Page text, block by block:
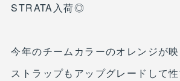
STRATA入荷◎
今年のチームカラーのオレンジが
ストラップもアップグレードして